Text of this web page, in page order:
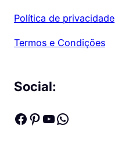
Política de privacidade
Termos e Condições
Social:
Facebook Pinterest Youtube WhatsApp